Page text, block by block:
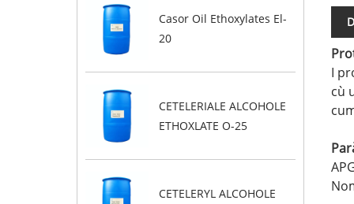
Casor Oil Ethoxylates El-
20
CETELERIALE ALCOHOLE
ETHOXLATE O-25
CETELERYL ALCOHOLE
I
cù